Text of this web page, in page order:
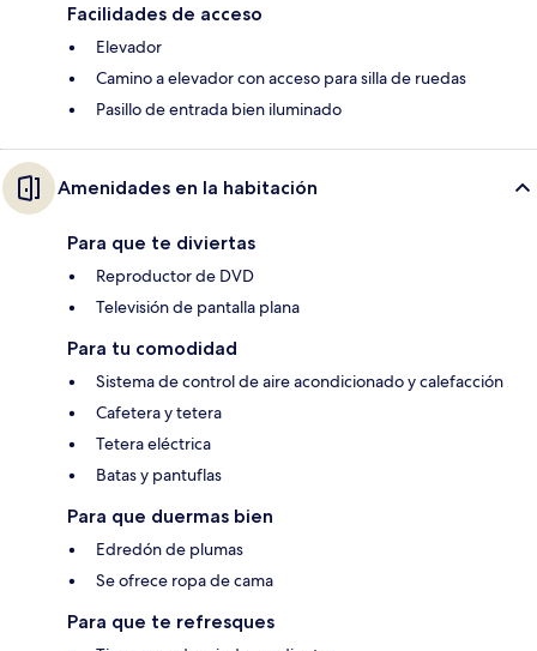
Facilidades de acceso
Elevador
Camino a elevador con acceso para silla de ruedas
Pasillo de entrada bien iluminado
Amenidades en la habitación
Para que te diviertas
Reproductor de DVD
Televisión de pantalla plana
Para tu comodidad
Sistema de control de aire acondicionado y calefacción
Cafetera y tetera
Tetera eléctrica
Batas y pantuflas
Para que duermas bien
Edredón de plumas
Se ofrece ropa de cama
Para que te refresques